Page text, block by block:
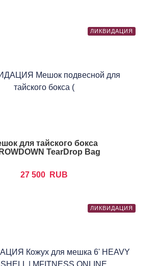
ЛИКВИДАЦИЯ
для тайского бокса
TearDrop Bag
27 500 RUB
ЛИКВИДАЦИЯ